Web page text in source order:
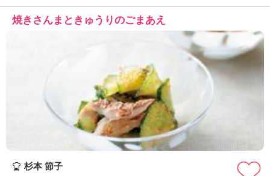
焼きさんまときゅうりのごまあえ
杉本 節子